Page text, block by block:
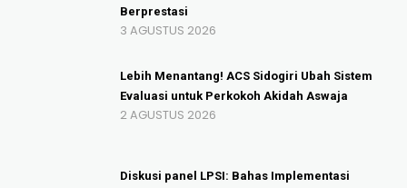
Berprestasi
3 AGUSTUS 2026
Lebih Menantang! ACS Sidogiri Ubah Sistem
Evaluasi untuk Perkokoh Akidah Aswaja
2 AGUSTUS 2026
Diskusi panel LPSI: Bahas Implementasi